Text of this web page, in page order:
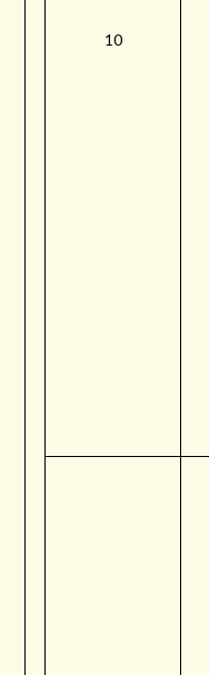
10